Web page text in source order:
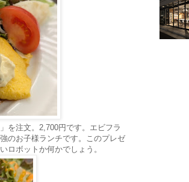
を注文。2,700円です。エビフラ
のお子様ランチです。このプレゼ
ロボットか何かでしょう。